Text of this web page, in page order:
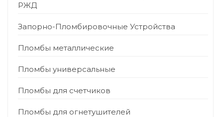
РЖД
Запорно-Пломбировочные Устройства
Пломбы металлические
Пломбы универсальные
Пломбы для счетчиков
Пломбы для огнетушителей